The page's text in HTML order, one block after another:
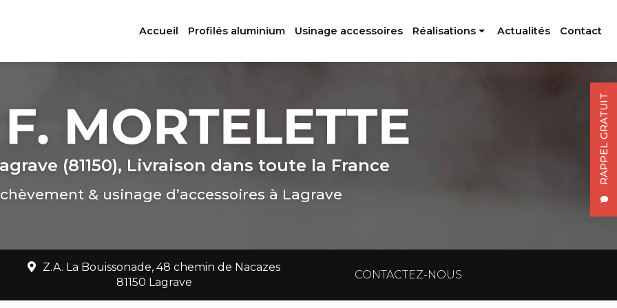
RAPPEL GRATUIT
Accueil Profilés aluminium Usinage accessoires Réalisations Actualités Contact
(81150), Livraison dans toute la France
& usinage d’accessoires à Lagrave
Z.A. La Bouissonade, 48 chemin de Nacazes
81150 Lagrave
CONTACTEZ-NOUS